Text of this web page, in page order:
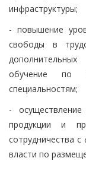
инфраструктуры;
- повышение
свободы в
обучение по
специальностям;
-
продукции и
сотрудничества
власти по